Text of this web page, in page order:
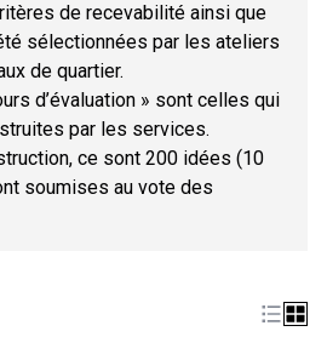
de recevabilité ainsi que
sélectionnées par les ateliers
de quartier.
d’évaluation » sont celles qui
par les services.
ce sont 200 idées (10
soumises au vote des